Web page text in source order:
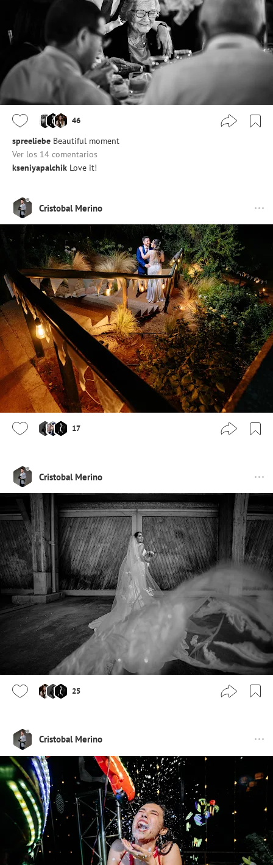
46
spreeliebe Beautiful moment
Ver los 14 comentarios
kseniyapalchik Love it!
Cristobal Merino
17
Cristobal Merino
25
Cristobal Merino